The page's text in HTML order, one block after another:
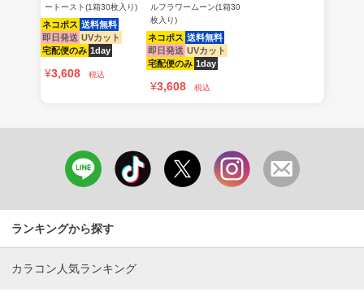
ートースト(1箱30枚入り)
ネコポス 送料無料
即日発送 UVカット
宅配便のみ 1day
¥3,608 税込
ルフラワームーン(1箱30
枚入り)
ネコポス 送料無料
即日発送 UVカット
宅配便のみ 1day
¥3,608 税込
ランキングから探す
カラコン人気ランキング